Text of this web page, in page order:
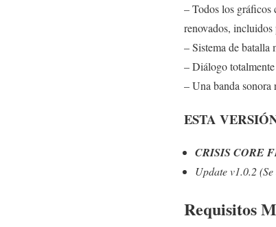
– Todos los gráficos
renovados, incluidos
– Sistema de batalla
– Diálogo
– Una banda
ESTA
CRISIS CORE
Update v1.0.2
Requisitos